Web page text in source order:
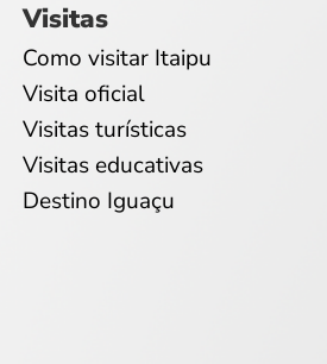
Visitas
Como visitar Itaipu
Visita oficial
Visitas turísticas
Visitas educativas
Destino Iguaçu